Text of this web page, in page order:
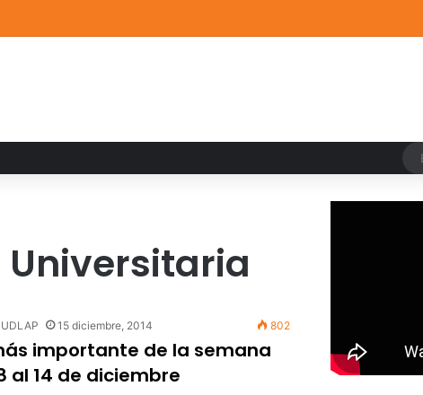
su acervo con nuevas obras de artistas emergentes y consolidados
Universitaria
15 diciembre, 2014 802
importante de la semana
al 14 de diciembre